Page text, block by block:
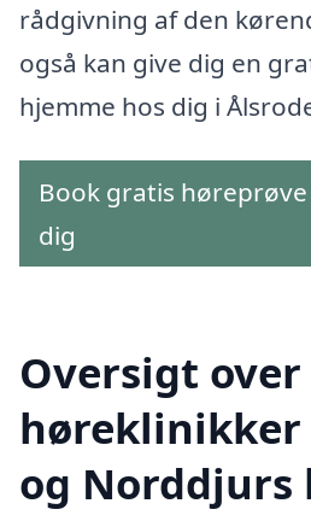
rådgivning af den
også kan give dig en
hjemme hos dig i
Book gratis
dig
Oversigt over
høreklinikker
og Norddjurs